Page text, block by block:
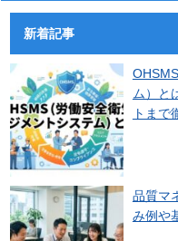
新着記事
ム）と
トまで
品質マ
み例や